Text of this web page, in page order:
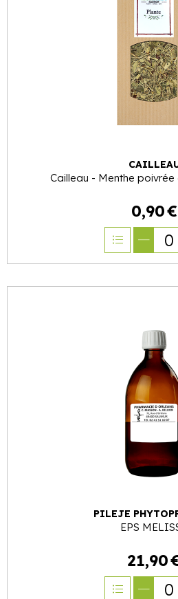
Cailleau - Menthe
0,90€
0
PILEJE
EPS
21,90
0